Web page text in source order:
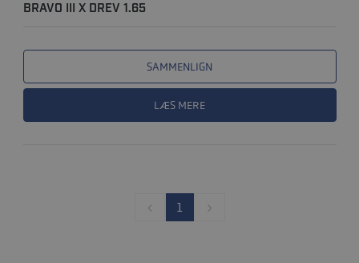
BRAVO III X DREV 1.65
SAMMENLIGN
LÆS MERE
1